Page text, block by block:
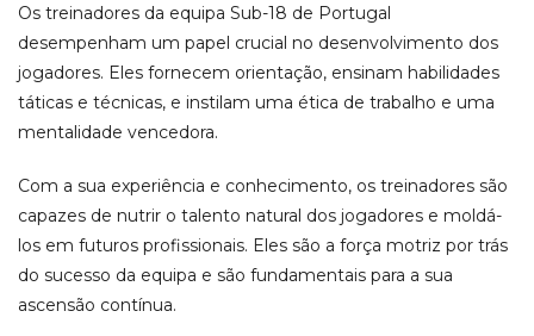
Os treinadores da equipa Sub-18 de Portugal
desempenham um papel crucial no desenvolvimento dos
jogadores. Eles fornecem orientação, ensinam habilidades
táticas e técnicas, e instilam uma ética de trabalho e uma
mentalidade vencedora.
Com a sua experiência e conhecimento, os treinadores são
capazes de nutrir o talento natural dos jogadores e moldá-
los em futuros profissionais. Eles são a força motriz por trás
do sucesso da equipa e são fundamentais para a sua
ascensão contínua.